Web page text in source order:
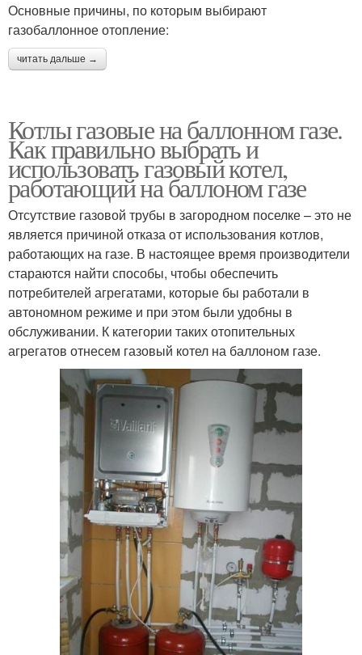
Основные причины, по которым выбирают
газобаллонное отопление:
читать дальше →
Котлы газовые на баллонном газе.
Как правильно выбрать и
использовать газовый котел,
работающий на баллоном газе
Отсутствие газовой трубы в загородном поселке – это не
является причиной отказа от использования котлов,
работающих на газе. В настоящее время производители
стараются найти способы, чтобы обеспечить
потребителей агрегатами, которые бы работали в
автономном режиме и при этом были удобны в
обслуживании. К категории таких отопительных
агрегатов отнесем газовый котел на баллоном газе.